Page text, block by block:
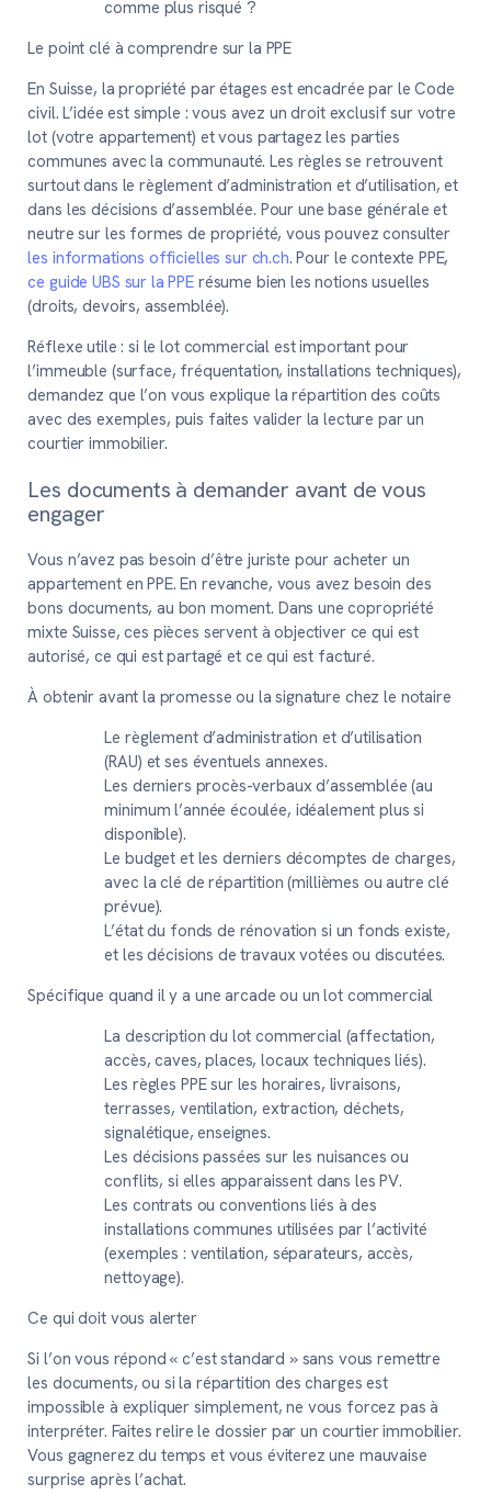
comme plus risqué ?
Le point clé à comprendre sur la PPE
En Suisse, la propriété par étages est encadrée par le Code
civil. L’idée est simple : vous avez un droit exclusif sur votre
lot (votre appartement) et vous partagez les parties
communes avec la communauté. Les règles se retrouvent
surtout dans le règlement d’administration et d’utilisation, et
dans les décisions d’assemblée. Pour une base générale et
neutre sur les formes de propriété, vous pouvez consulter
les informations officielles sur ch.ch. Pour le contexte PPE,
ce guide UBS sur la PPE résume bien les notions usuelles
(droits, devoirs, assemblée).
Réflexe utile : si le lot commercial est important pour
l’immeuble (surface, fréquentation, installations techniques),
demandez que l’on vous explique la répartition des coûts
avec des exemples, puis faites valider la lecture par un
courtier immobilier.
Les documents à demander avant de vous
engager
Vous n’avez pas besoin d’être juriste pour acheter un
appartement en PPE. En revanche, vous avez besoin des
bons documents, au bon moment. Dans une copropriété
mixte Suisse, ces pièces servent à objectiver ce qui est
autorisé, ce qui est partagé et ce qui est facturé.
À obtenir avant la promesse ou la signature chez le notaire
Le règlement d’administration et d’utilisation
(RAU) et ses éventuels annexes.
Les derniers procès-verbaux d’assemblée (au
minimum l’année écoulée, idéalement plus si
disponible).
Le budget et les derniers décomptes de charges,
avec la clé de répartition (millièmes ou autre clé
prévue).
L’état du fonds de rénovation si un fonds existe,
et les décisions de travaux votées ou discutées.
Spécifique quand il y a une arcade ou un lot commercial
La description du lot commercial (affectation,
accès, caves, places, locaux techniques liés).
Les règles PPE sur les horaires, livraisons,
terrasses, ventilation, extraction, déchets,
signalétique, enseignes.
Les décisions passées sur les nuisances ou
conflits, si elles apparaissent dans les PV.
Les contrats ou conventions liés à des
installations communes utilisées par l’activité
(exemples : ventilation, séparateurs, accès,
nettoyage).
Ce qui doit vous alerter
Si l’on vous répond « c’est standard » sans vous remettre
les documents, ou si la répartition des charges est
impossible à expliquer simplement, ne vous forcez pas à
interpréter. Faites relire le dossier par un courtier immobilier.
Vous gagnerez du temps et vous éviterez une mauvaise
surprise après l’achat.